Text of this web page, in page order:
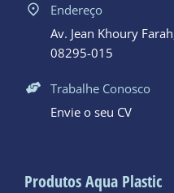
Endereço
Av. Jean Khoury
08295-015
Trabalhe Conosco
Envie o seu CV
Produtos Aqua Plastic